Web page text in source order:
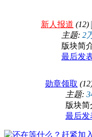
80多
不让我的眼
未来机器人
新人报道 (12)
主题: 2
版块简
最后发
勋章领取
主题:
版块
最后发